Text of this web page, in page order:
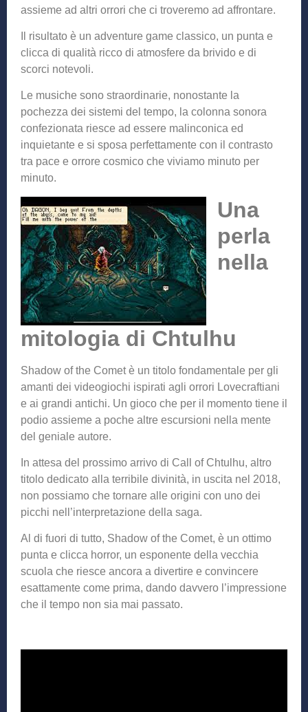
assieme ad altri orrori che ci troveremo ad affrontare.
Il risultato è un adventure game classico, un punta e
clicca di qualità ricco di atmosfere da brivido e di
scorci notevoli.
Le musiche sono straordinarie, nonostante la
pochezza dei sistemi del tempo, la colonna sonora
confezionata riesce ad essere malinconica ed
inquietante e si sposa perfettamente con il contrasto
tra pace e orrore cosmico che viviamo minuto per
minuto.
Una
perla
nella
mitologia di Chtulhu
Shadow of the Comet è un titolo fondamentale per gli
amanti dei videogiochi ispirati agli orrori Lovecraftiani
e ai grandi antichi. Un gioco che per il momento tiene il
podio assieme a poche altre escursioni nella mente
del geniale autore.
In attesa del prossimo arrivo di Call of Chtulhu, altro
titolo dedicato alla terribile divinità, in uscita nel 2018,
non possiamo che tornare alle origini con uno dei
picchi nell’interpretazione della saga.
Al di fuori di tutto, Shadow of the Comet, è un ottimo
punta e clicca horror, un esponente della vecchia
scuola che riesce ancora a divertire e convincere
esattamente come prima, dando davvero l’impressione
che il tempo non sia mai passato.